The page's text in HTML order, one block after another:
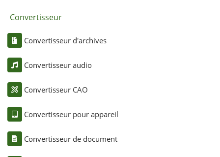
Convertisseur
Convertisseur d'archives
Convertisseur audio
Convertisseur CAO
Convertisseur pour appareil
Convertisseur de document